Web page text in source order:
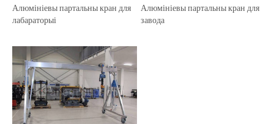
Алюмініевы партальны кран для
лабараторыі
Алюмініевы партальны кран для
завода